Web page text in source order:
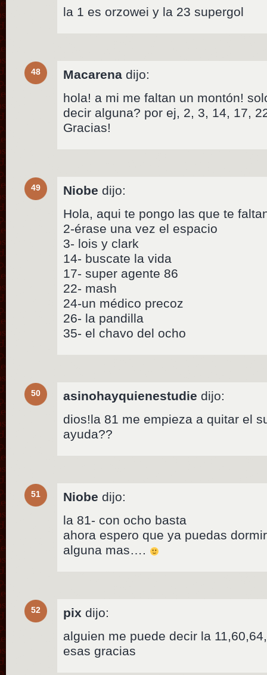
la 1 es orzowei y la 23 supergol
48 Macarena dijo:
hola! a mi me faltan un montón!
decir alguna? por ej, 2, 3, 14, 17,
Gracias!
49 Niobe dijo:
Hola, aqui te pongo las que te
2-érase una vez el espacio
3- lois y clark
14- buscate la vida
17- super agente 86
22- mash
24-un médico precoz
26- la pandilla
35- el chavo del ocho
50 asinohayquienestudie dijo:
dios!la 81 me empieza a quitar el
ayuda??
51 Niobe dijo:
la 81- con ocho basta
ahora espero que ya puedas
alguna mas….
52 pix dijo:
alguien me puede decir la
esas gracias